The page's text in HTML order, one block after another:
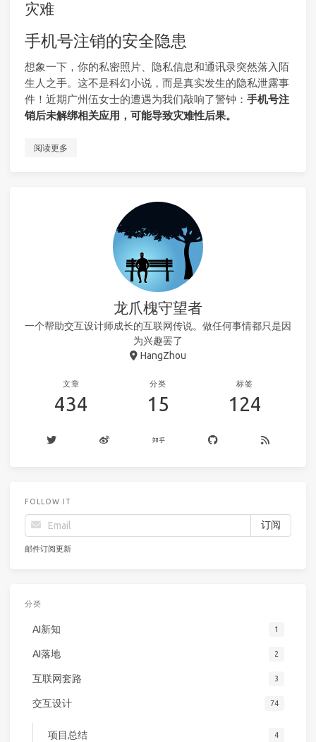
灾难
手机号注销的安全隐患
想象一下，你的私密照片、隐私信息和通讯录突然落入陌
生人之手。这不是科幻小说，而是真实发生的隐私泄露事
件！近期广州伍女士的遭遇为我们敲响了警钟： 手机号注
销后未解绑相关应用，可能导致灾难性后果。
阅读更多
龙爪槐守望者
一个帮助交互设计师成长的互联网传说。做任何事情都只是因
为兴趣罢了
HangZhou
文章
434
分类
15
标签
124
FOLLOW.IT
邮件订阅更新
分类
AI新知 1
AI落地 2
互联网套路 3
交互设计 74
项目总结 4